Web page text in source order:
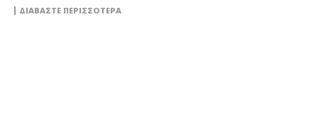
ΔΙΑΒΆΣΤΕ ΠΕΡΙΣΣΌΤΕΡΑ